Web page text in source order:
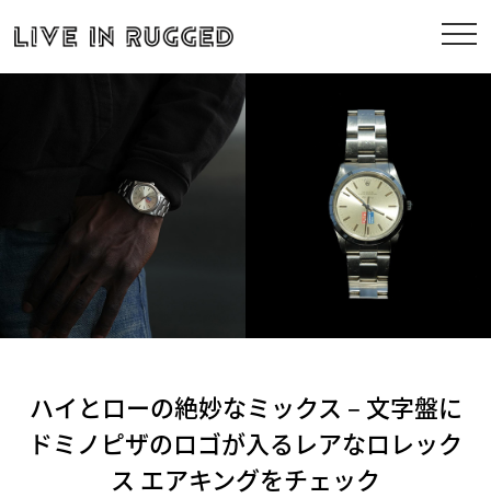
ハイとローの絶妙なミックス – 文字盤に
ドミノピザのロゴが入るレアなロレック
ス エアキングをチェック